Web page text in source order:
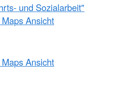
und Sozialarbeit"
Ansicht
Ansicht